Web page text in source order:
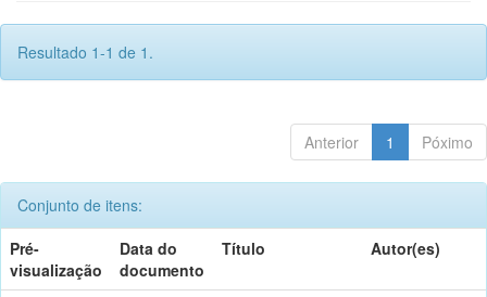
Resultado 1-1 de 1.
Anterior 1 Póximo
Conjunto de itens:
Pré-
visualização
Data do
documento
Título Autor(es)